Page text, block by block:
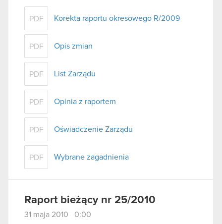
PDF Korekta raportu okresowego R/2009
PDF Opis zmian
PDF List Zarządu
PDF Opinia z raportem
PDF Oświadczenie Zarządu
PDF Wybrane zagadnienia
Raport bieżący nr 25/2010
31 maja 2010 0:00